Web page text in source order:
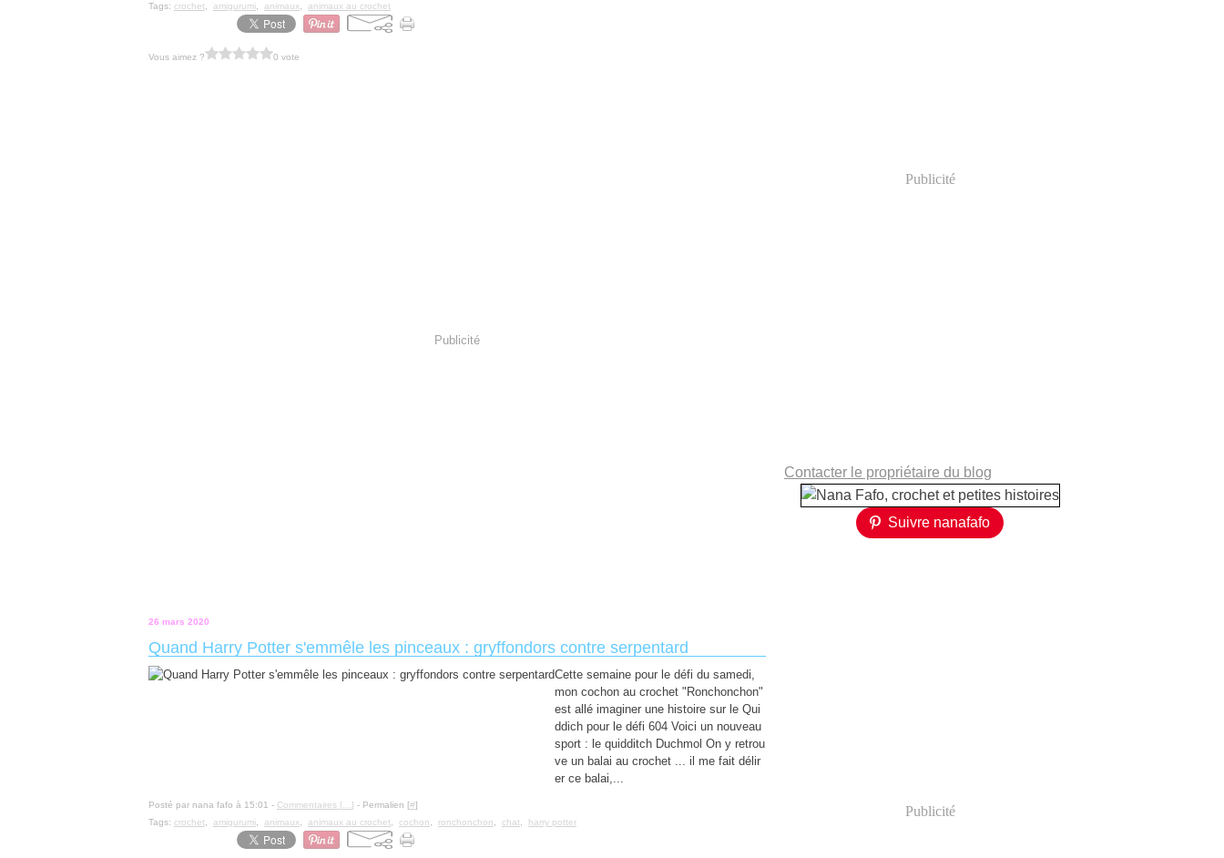
Tags: crochet amigurumi animaux animaux au crochet
Vous aimez ? 0 vote
Publicité
26 mars 2020
Quand Harry Potter s'emmêle les pinceaux : gryffondors contre serpentard
Cette semaine pour le défi du samedi,
mon cochon au crochet "Ronchonchon"
est allé imaginer une histoire sur le Qui
ddich pour le défi 604 Voici un nouveau
sport : le quidditch Duchmol On y retrou
ve un balai au crochet ... il me fait délir
er ce balai,...
Posté par nana fafo à 15:01 - Commentaires [ ] - Permalien [#]
Tags: crochet amigurumi animaux animaux au crochet cochon ronchonchon chat harry potter
Publicité
Contacter le propriétaire du blog
Suivre nanafafo
Publicité